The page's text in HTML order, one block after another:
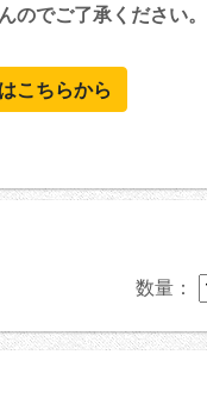
のでご了承ください。
こちらから
数量：